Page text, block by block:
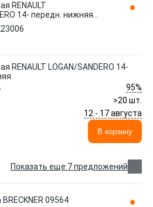
RENAULT
14- передн. нижняя
RENAULT LOGAN/SANDERO 14-
95%
>20 шт.
12 - 17 августа
В корзину
Показать еще 7 предложений
09564